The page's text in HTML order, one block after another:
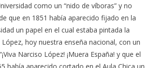
como un “nido de víboras” y no
que en 1851 había aparecido fijado en la
un papel en el cual estaba pintada la
hoy nuestra enseña nacional, con un
Narciso López! ¡Muera España! y que el